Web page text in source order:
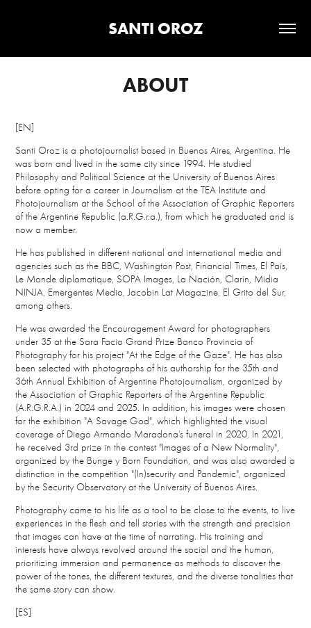
SANTI OROZ
ABOUT
[EN]
Santi Oroz is a photojournalist based in Buenos Aires, Argentina. He
was born and lived in the same city since 1994. He studied
Philosophy and Political Science at the University of Buenos Aires
before opting for a career in Journalism at the TEA Institute and
Photojournalism at the School of the Association of Graphic Reporters
of the Argentine Republic (a.R.G.r.a.), from which he graduated and is
now a member.
He has published in different national and international media and
agencies such as the BBC, Washington Post, Financial Times, El País,
Le Monde diplomatique, SOPA Images, La Nación, Clarín, Midia
NINJA, Emergentes Medio, Jacobin Lat Magazine, El Grito del Sur,
among others.
He was awarded the Encouragement Award for photographers
under 35 at the Sara Facio Grand Prize Banco Provincia of
Photography for his project "At the Edge of the Gaze". He has also
been selected with photographs of his authorship for the 35th and
36th Annual Exhibition of Argentine Photojournalism, organized by
the Association of Graphic Reporters of the Argentine Republic
(A.R.G.R.A.) in 2024 and 2025. In addition, his images were chosen
for the exhibition "A Savage God", which highlighted the visual
coverage of Diego Armando Maradona’s funeral in 2020. In 2021,
he received 3rd prize in the contest "Images of a New Normality",
organized by the Bunge y Born Foundation, and was also awarded a
distinction in the competition "(In)security and Pandemic", organized
by the Security Observatory at the University of Buenos Aires.
Photography came to his life as a tool to be close to the events, to live
experiences in the flesh and tell stories with the strength and precision
that images can have at the time of narrating. His training and
interests have always revolved around the social and the human,
prioritizing immersion and permanence as methods to discover the
power of the tones, the different textures, and the diverse tonalities that
the same story can show.
[ES]